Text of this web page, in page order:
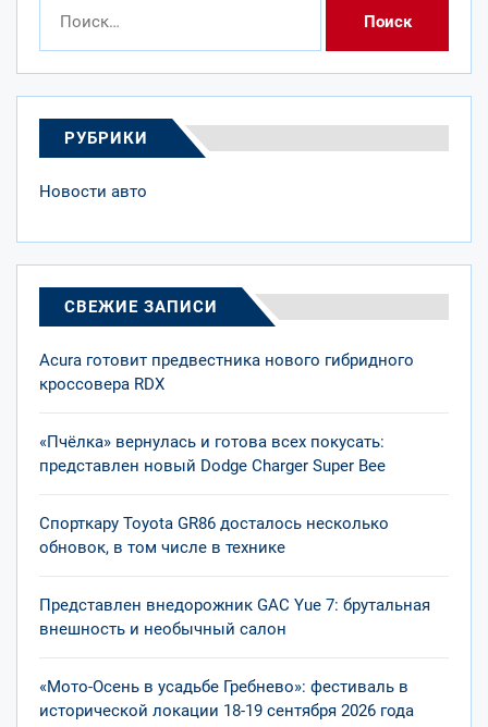
РУБРИКИ
Новости авто
СВЕЖИЕ ЗАПИСИ
Acura готовит предвестника нового гибридного
кроссовера RDX
«Пчёлка» вернулась и готова всех покусать:
представлен новый Dodge Charger Super Bee
Спорткару Toyota GR86 досталось несколько
обновок, в том числе в технике
Представлен внедорожник GAC Yue 7: брутальная
внешность и необычный салон
«Мото-Осень в усадьбе Гребнево»: фестиваль в
исторической локации 18-19 сентября 2026 года